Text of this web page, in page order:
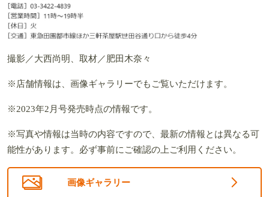
撮影／大西尚明、取材／肥田木奈々
※店舗情報は、画像ギャラリーでもご覧いただけます。
※2023年2月号発売時点の情報です。
※写真や情報は当時の内容ですので、最新の情報とは異なる可
能性があります。必ず事前にご確認の上ご利用ください。
画像ギャラリー